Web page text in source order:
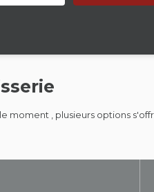
moment , plusieurs options